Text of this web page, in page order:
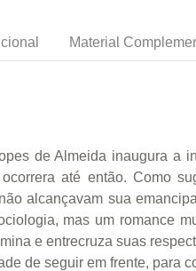
Material
de Almeida inaugura a
até então. Como
alcançavam sua
mas um romance
e entrecruza suas
de seguir em frente, para